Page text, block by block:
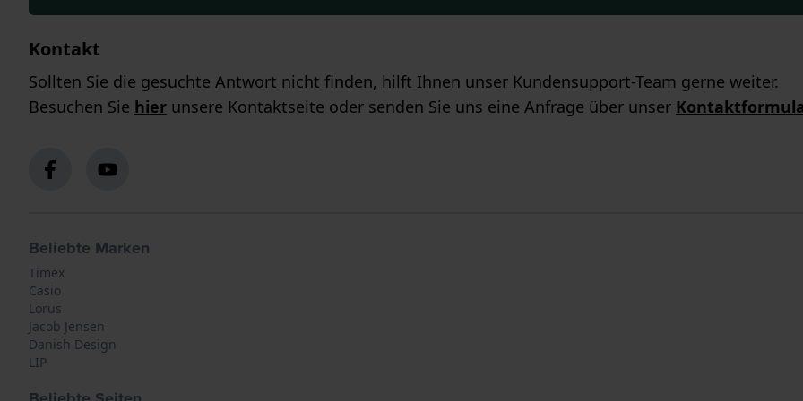
Kontakt
Sollten Sie die gesuchte Antwort nicht finden, hilft Ihnen unser Kundensupport-Team gerne weiter.
Besuchen Sie hier unsere Kontaktseite oder senden Sie uns eine Anfrage über unser
Beliebte Marken
Timex
Casio
Lorus
Jacob Jensen
Danish Design
LIP